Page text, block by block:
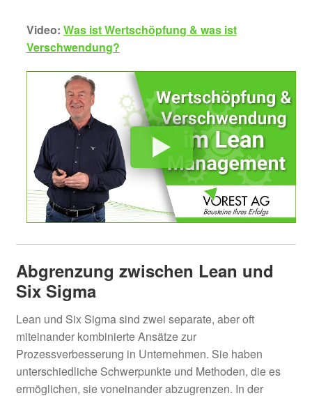
Video: Was ist Wertschöpfung & was ist
Verschwendung?
Abgrenzung zwischen Lean und
Six Sigma
Lean und Six Sigma sind zwei separate, aber oft
miteinander kombinierte Ansätze zur
Prozessverbesserung in Unternehmen. Sie haben
unterschiedliche Schwerpunkte und Methoden, die es
ermöglichen, sie voneinander abzugrenzen. In der